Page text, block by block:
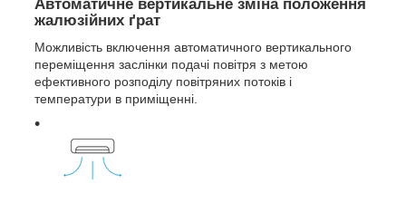
Автоматичне вертикальне зміна положення
жалюзійних ґрат
Можливість включення автоматичного вертикального
переміщення заслінки подачі повітря з метою
ефективного розподілу повітряних потоків і
температури в приміщенні.